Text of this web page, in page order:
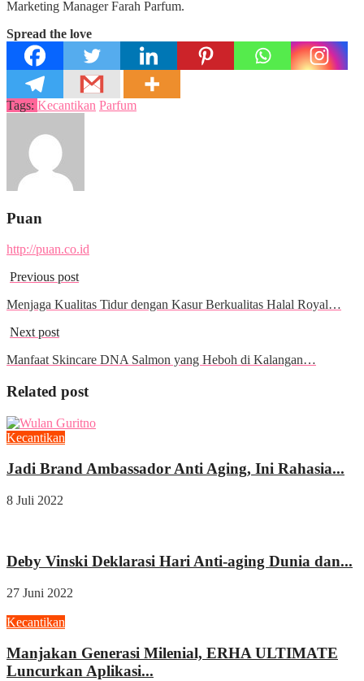
Marketing Manager Farah Parfum.
Spread the love
Tags: Kecantikan Parfum
Puan
http://puan.co.id
Previous post
Menjaga Kualitas Tidur dengan Kasur Berkualitas Halal Royal…
Next post
Manfaat Skincare DNA Salmon yang Heboh di Kalangan…
Related post
Kecantikan
Jadi Brand Ambassador Anti Aging, Ini Rahasia...
8 Juli 2022
Deby Vinski Deklarasi Hari Anti-aging Dunia dan...
27 Juni 2022
Kecantikan
Manjakan Generasi Milenial, ERHA ULTIMATE
Luncurkan Aplikasi...